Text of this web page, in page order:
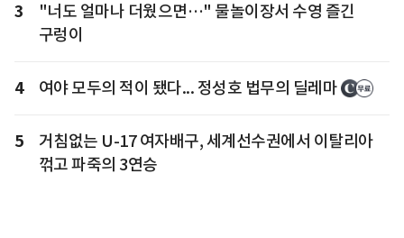
3
"너도 얼마나 더웠으면…" 물놀이장서 수영 즐긴
구렁이
4 여야 모두의 적이 됐다... 정성호 법무의 딜레마
5
거침없는 U-17 여자배구, 세계선수권에서 이탈리아
꺾고 파죽의 3연승